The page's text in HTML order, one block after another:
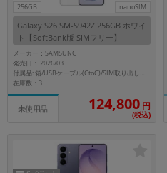
256GB nanoSIM
Galaxy S26 SM-S942Z 256GB ホワイ
ト【SoftBank版 SIMフリー】
メーカー：SAMSUNG
発売日： 2026/03
付属品: 箱/USBケーブル(CtoC)/SIM取り出し用ピン/クイックスタートガイド
在庫数：3
未使用品 124,800 円
(税込)
ランク
商品状態の絞り込み
「新品」「未使用」「中古」など
CPU
CPUの絞り込み
OSの絞り込み